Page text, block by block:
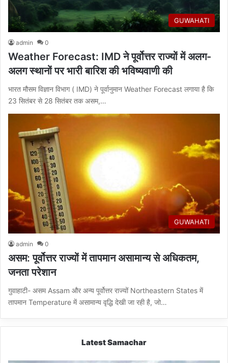
GUWAHATI
admin 0
Weather Forecast: IMD ने पूर्वोत्तर राज्यों में अलग-
अलग स्थानों पर भारी बारिश की भविष्यवाणी की
भारत मौसम विज्ञान विभाग ( IMD) ने पूर्वानुमान Weather Forecast लगाया है कि
23 सितंबर से 28 सितंबर तक असम,…
GUWAHATI
admin 0
असम: पूर्वोत्तर राज्यों में तापमान असामान्य से अधिकतम,
जनता परेशान
गुवाहाटी- असम Assam और अन्य पूर्वोत्तर राज्यों Northeastern States में
तापमान Temperature में असामान्य वृद्धि देखी जा रही है, जो…
Latest Samachar